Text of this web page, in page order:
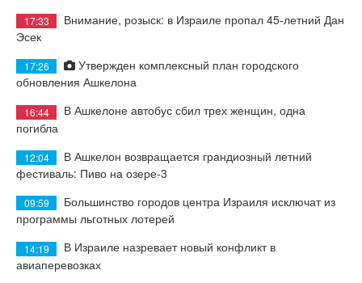
17:33
Внимание, розыск: в Израиле пропал 45-летний Дан
Эсек
17:26
Утвержден комплексный план городского
обновления Ашкелона
16:44
В Ашкелоне автобус сбил трех женщин, одна
погибла
12:04
В Ашкелон возвращается грандиозный летний
фестиваль: Пиво на озере-3
09:59
Большинство городов центра Израиля исключат из
программы льготных лотерей
14:19
В Израиле назревает новый конфликт в
авиаперевозках